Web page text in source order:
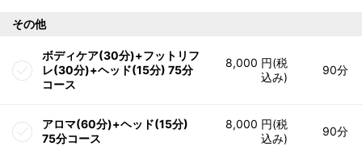
その他
ボディケア(30分)+フットリフ
レ(30分)+ヘッド(15分) 75分
コース
8,000 円(税
込み)
90分
アロマ(60分)+ヘッド(15分)
75分コース
8,000 円(税
込み)
90分